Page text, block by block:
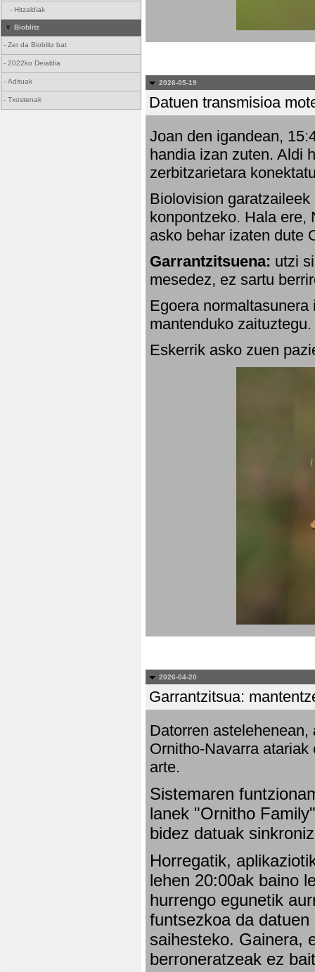
- Hitzaldiak
Bioblitz
- Zer da Bioblitz bat
- 2022ko Deialdia
- Adituak
- Txostenak
2026-05-19
Datuen transmisioa
Joan den igandean,
handia izan zuten. Aldi
zerbitzarietara
Biolovision
konpontzeko. Hala ere,
asko behar izaten dute
Garrantzitsuena: utzi
mesedez, ez sartu
Egoera
mantenduko
Eskerrik asko zuen
2026-04-20
Garrantzitsua:
Datorren astelehenean,
Ornitho-Navarra
arte.
Sistemaren
lanek "Ornitho
bidez datuak
Horregatik,
lehen 20:00ak baino
hurrengo egunetik
funtsezkoa da
saihesteko. Gainera,
berroneratzeak ez